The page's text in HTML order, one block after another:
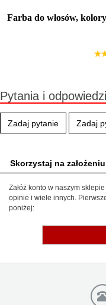
Farba do włosów,
Pytania i odpowiedzi
Zadaj pytanie Zadaj
Skorzystaj na
Załóż konto w naszym
opinie i wiele innych.
poniżej: